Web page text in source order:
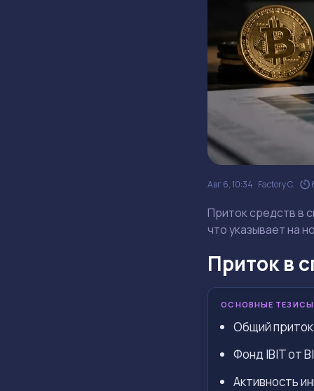
Авг 6, 10:34 Factory C.
Приток средств в
что указывает на
Приток в
ОСНОВНЫЕ ТЕЗИСЫ
Общий
Фонд IBIT от
Активность